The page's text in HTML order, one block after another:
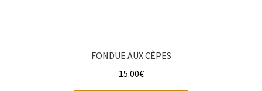
FONDUE AUX CÈPES
15.00€